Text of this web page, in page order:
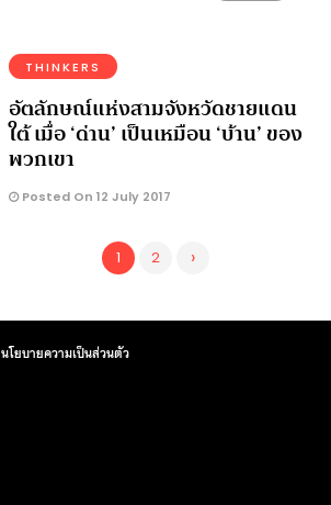
THINKERS
อัตลักษณ์แห่งสามจังหวัดชายแดน
ใต้ เมื่อ ‘ด่าน’ เป็นเหมือน ‘บ้าน’ ของ
พวกเขา
Posted On 12 July 2017
1 2 ›
นโยบายความเป็นส่วนตัว